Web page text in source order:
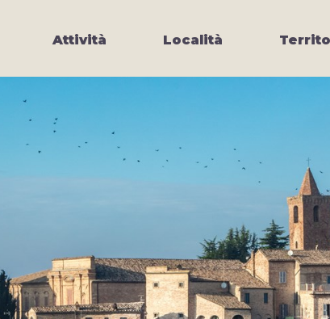
Attività Località